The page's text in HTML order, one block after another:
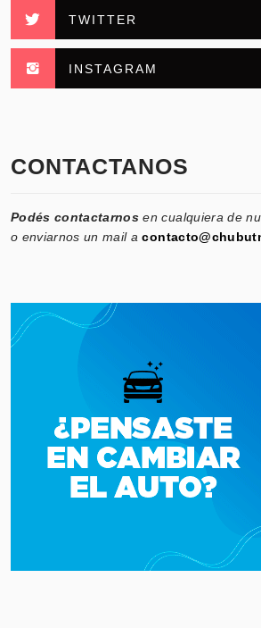
TWITTER
INSTAGRAM
CONTACTANOS
Podés contactarnos en cualquiera de
o enviarnos un mail a